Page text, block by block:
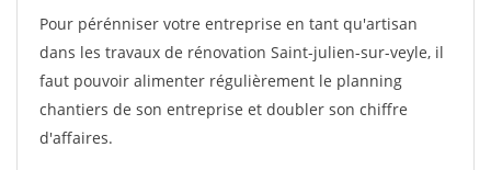
Pour pérénniser votre entreprise en tant qu'artisan
dans les travaux de rénovation Saint-julien-sur-veyle, il
faut pouvoir alimenter régulièrement le planning
chantiers de son entreprise et doubler son chiffre
d'affaires.